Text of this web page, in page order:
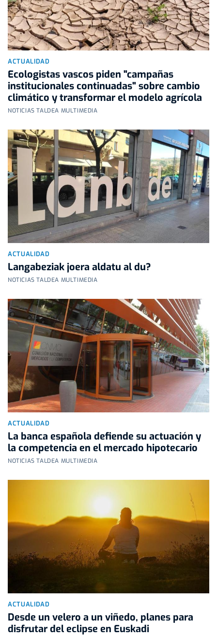
ACTUALIDAD
Ecologistas vascos piden "campañas
institucionales continuadas" sobre cambio
climático y transformar el modelo agrícola
NOTICIAS TALDEA MULTIMEDIA
ACTUALIDAD
Langabeziak joera aldatu al du?
NOTICIAS TALDEA MULTIMEDIA
ACTUALIDAD
La banca española defiende su actuación y
la competencia en el mercado hipotecario
NOTICIAS TALDEA MULTIMEDIA
ACTUALIDAD
Desde un velero a un viñedo, planes para
disfrutar del eclipse en Euskadi